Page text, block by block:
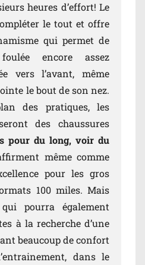
heures d’effort! Le
le tout et offre
qui permet de
encore assez
vers l’avant, même
le bout de son nez.
des pratiques, les
des chaussures
pour du long, voir du
même comme
pour les gros
100 miles. Mais
pourra également
à la recherche d’une
beaucoup de confort
dans le